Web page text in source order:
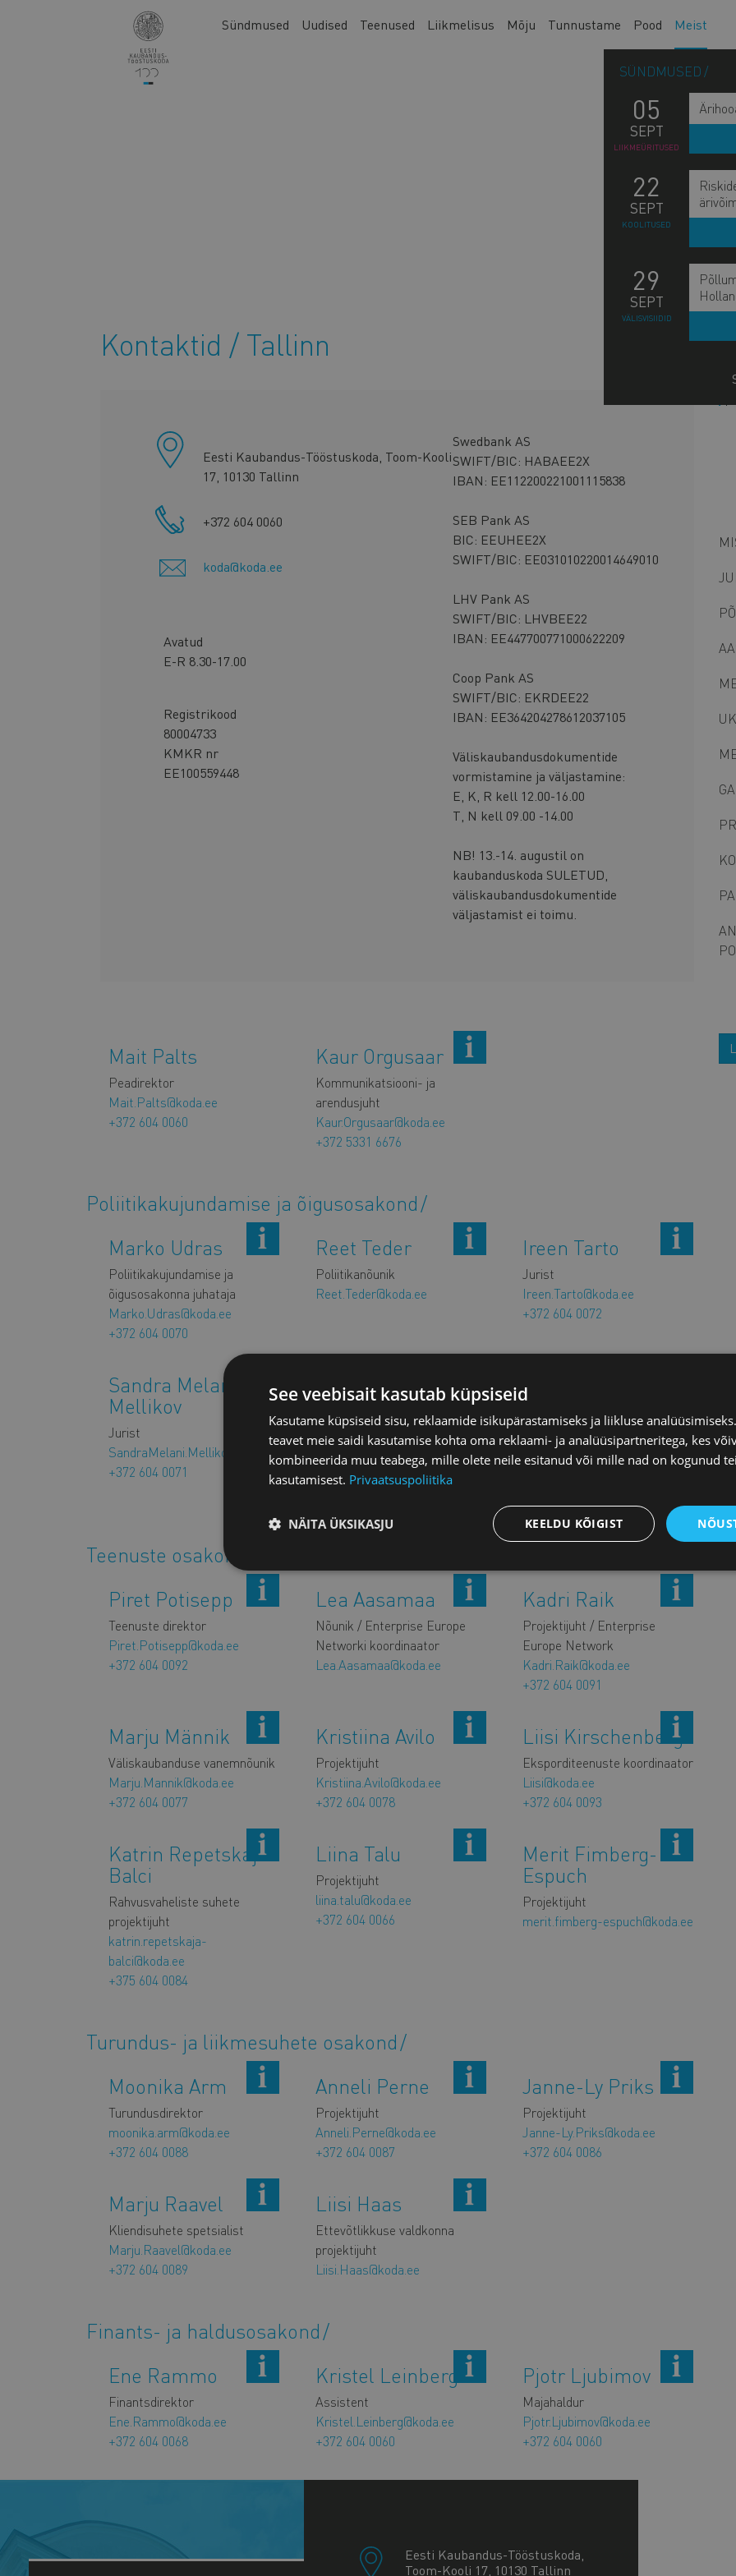
Main
Sündmused Uudised Teenused Liikmelisus Mõju Tunnustame Pood Meist
SÜNDMUSED
05
SEPT
LIIKMEÜRITUSED
22
SEPT
KOOLITUSED
29
SEPT
VÄLISVISIIDID
Kontaktid / Tallinn
Eesti Kaubandus-Tööstuskoda, Toom-Kooli
17, 10130 Tallinn
+372 604 0060
koda@koda.ee
Avatud
E-R 8.30-17.00
Registrikood
80004733
KMKR nr
EE100559448
Office
bank
accounts
Swedbank AS
SWIFT/BIC: HABAEE2X
IBAN: EE112200221001115838
SEB Pank AS
BIC: EEUHEE2X
SWIFT/BIC: EE031010220014649010
LHV Pank AS
SWIFT/BIC: LHVBEE22
IBAN: EE447700771000622209
Coop Pank AS
SWIFT/BIC: EKRDEE22
IBAN: EE364204278612037105
Väliskaubandusdokumentide
vormistamine ja väljastamine:
E, K, R kell 12.00-16.00
T, N kell 09.00 -14.00
NB! 13.-14. augustil on
kaubanduskoda SULETUD,
väliskaubandusdokumentide
väljastamist ei toimu.
Mait Palts
Peadirektor
Mait.Palts@koda.ee
+372 604 0060
Kaur Orgusaar
Kommunikatsiooni- ja
arendusjuht
Kaur.Orgusaar@koda.ee
+372 5331 6676
Poliitikakujundamise ja õigusosakond
Marko Udras
Poliitikakujundamise ja
õigusosakonna juhataja
Marko.Udras@koda.ee
+372 604 0070
Reet Teder
Poliitikanõunik
Reet.Teder@koda.ee
Ireen Tarto
Jurist
Ireen.Tarto@koda.ee
+372 604 0072
Sandra Melani
Mellikov
Jurist
SandraMelani.Mellikov@koda.ee
+372 604 0071
Anastasia
Nezgovorova-
Zamula
Arbitraažikohtu sekretär
anastasia@koda.ee
Ann Raun
Teenuste osakond
Piret Potisepp
Teenuste direktor
Piret.Potisepp@koda.ee
+372 604 0092
Lea Aasamaa
Nõunik / Enterprise Europe
Networki koordinaator
Lea.Aasamaa@koda.ee
Kadri Raik
Projektijuht / Enterprise
Europe Network
Kadri.Raik@koda.ee
+372 604 0091
Marju Männik
Väliskaubanduse vanemnõunik
Marju.Mannik@koda.ee
+372 604 0077
Kristiina Avilo
Projektijuht
Kristiina.Avilo@koda.ee
+372 604 0078
Liisi Kirschenberg
Eksporditeenuste koordinaator
Liisi@koda.ee
+372 604 0093
Katrin Repetskaja
Balci
Rahvusvaheliste suhete
projektijuht
katrin.repetskaja-
balci@koda.ee
+375 604 0084
Liina Talu
Projektijuht
liina.talu@koda.ee
+372 604 0066
Merit Fimberg-
Espuch
Projektijuht
merit.fimberg-espuch@koda.ee
Turundus- ja liikmesuhete osakond
Moonika Arm
Turundusdirektor
moonika.arm@koda.ee
+372 604 0088
Anneli Perne
Projektijuht
Anneli.Perne@koda.ee
+372 604 0087
Janne-Ly Priks
Projektijuht
Janne-Ly.Priks@koda.ee
+372 604 0086
Marju Raavel
Kliendisuhete spetsialist
Marju.Raavel@koda.ee
+372 604 0089
Liisi Haas
Ettevõtlikkuse valdkonna
projektijuht
Liisi.Haas@koda.ee
Finants- ja haldusosakond
Ene Rammo
Finantsdirektor
Ene.Rammo@koda.ee
+372 604 0068
Kristel Leinberg
Assistent
Kristel.Leinberg@koda.ee
+372 604 0060
Pjotr Ljubimov
Majahaldur
Pjotr.Ljubimov@koda.ee
+372 604 0060
Eesti Kaubandus-Tööstuskoda,
Toom-Kooli 17, 10130 Tallinn
See veebisait kasutab küpsiseid
Kasutame küpsiseid sisu, reklaamide isikupärastamiseks ja liikluse
teavet meie saidi kasutamise kohta oma reklaami- ja analüüsipartneritega, kes
kombineerida muu teabega, mille olete neile esitanud või mille nad on kogunud
kasutamisest. Privaatsuspoliitika
KEELDU KÕIGIST
NÄITA ÜKSIKASJU